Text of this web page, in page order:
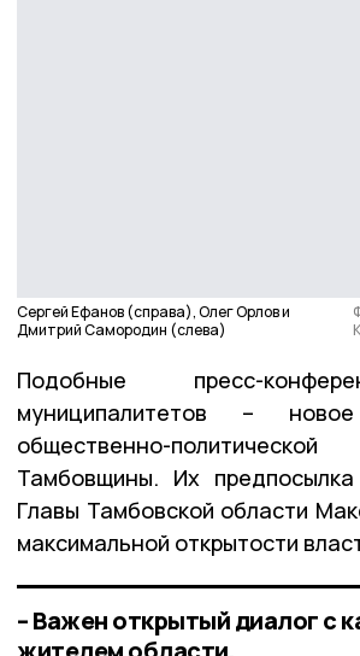
Сергей Ефанов (справа), Олег Орлов и
Дмитрий Самородин (слева)
Подобные пресс-
муниципалитетов –
общественно-
Тамбовщины. Их
Главы Тамбовской области
максимальной открытости
– Важен открытый диалог с